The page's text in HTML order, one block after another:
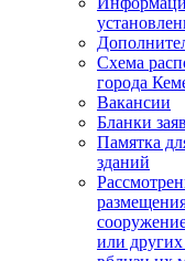
Схема
города
Вакансии
Бланки
Памятка
зданий
или